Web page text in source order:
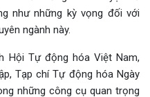
như những kỳ vọng đối với
ngành này.
Hội Tự động hóa Việt Nam,
Tạp chí Tự động hóa Ngày
những công cụ quan trọng